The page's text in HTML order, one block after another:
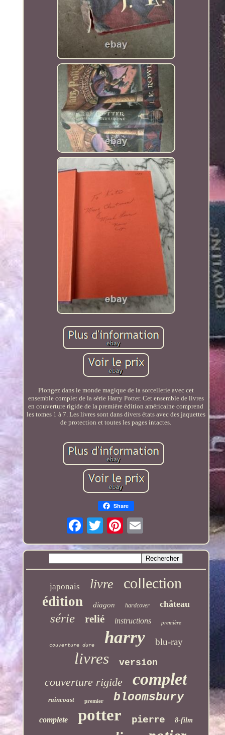
Plongez dans le monde magique de la sorcellerie avec cet
ensemble complet de la série Harry Potter. Cet ensemble de livres
en couverture rigide de la première édition américaine comprend
les tomes 1 à 7. Les livres sont dans divers états avec des jaquettes
de protection et toutes les pages intactes.
Share
japonais livre collection
édition diagon hardcover château
série relié instructions première
couverture dure harry blu-ray
livres version
couverture rigide complet
raincoast premier bloomsbury
complete potter pierre 8-film